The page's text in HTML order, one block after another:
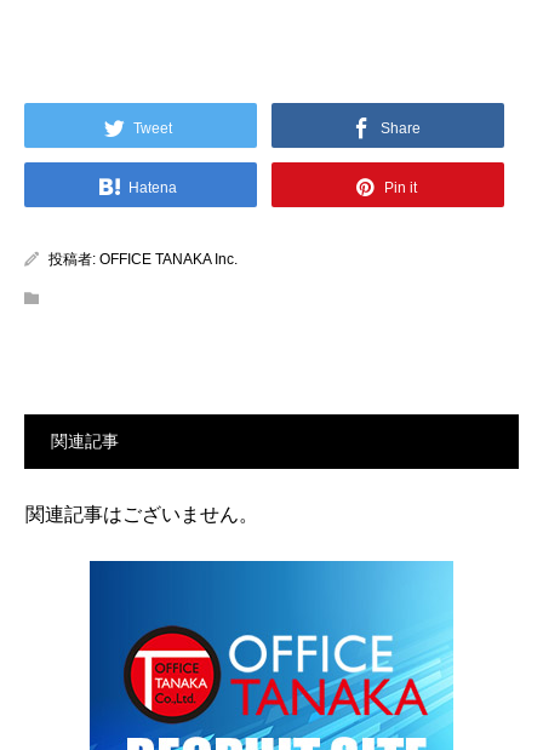
Tweet Share
Hatena Pin it
投稿者: OFFICE TANAKA Inc.
関連記事
関連記事はございません。